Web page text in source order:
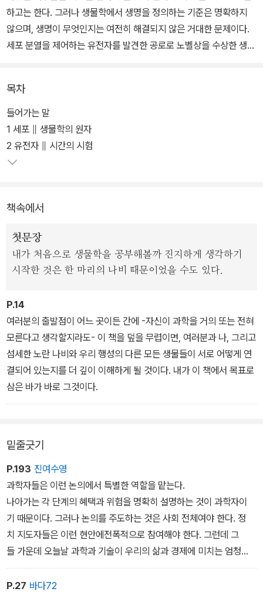
하고는 한다. 그러나 생물학에서 생명을 정의하는 기준은 명확하지
않으며, 생명이 무엇인지는 여전히 해결되지 않은 거대한 문제이다.
세포 분열을 제어하는 유전자를 발견한 공로로 노벨상을 수상한 생물
서의 생명, 정보로서의 생명―을 토대로 삼아 생명이 무엇인지에 대
한 정의를 시도한다.
이 책은 단순히 생물학의 원대한 개념들을 착실히 설명하는 데에 그
치지 않고, 현장에서 과학자들이 무엇을 연구하며, 어떻게 발견의 순
목차
들어가는 말
1 세포 ∥ 생물학의 원자
2 유전자 ∥ 시간의 시험
책속에서
첫문장
내가 처음으로 생물학을 공부해볼까 진지하게 생각하기
시작한 것은 한 마리의 나비 때문이었을 수도 있다.
P.14
여러분의 출발점이 어느 곳이든 간에 -자신이 과학을 거의 또는 전혀
모른다고 생각할지라도- 이 책을 덮을 무렵이면, 여러분과 나, 그리고
섬세한 노란 나비와 우리 행성의 다른 모든 생물들이 서로 어떻게 연
결되어 있는지를 더 깊이 이해하게 될 것이다. 내가 이 책에서 목표로
삼은 바가 바로 그것이다.
밑줄긋기
P.193 진여수영
과학자들은 이런 논의에서 특별한 역할을 맡는다.
나아가는 각 단계의 혜택과 위험을 명확히 설명하는 것이 과학자이
기 때문이다. 그러나 논의를 주도하는 것은 사회 전체여야 한다. 정
치 지도자들은 이런 현안에전폭적으로 참여해야 한다. 그런데 그
들 가운데 오늘날 과학과 기술이 우리의 삶과 경제에 미치는 엄청
난 영향에 충분한 주의를 기울이는 사람은 거의 없다.
P.27 바다72